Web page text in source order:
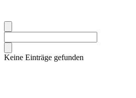
Keine Einträge gefunden